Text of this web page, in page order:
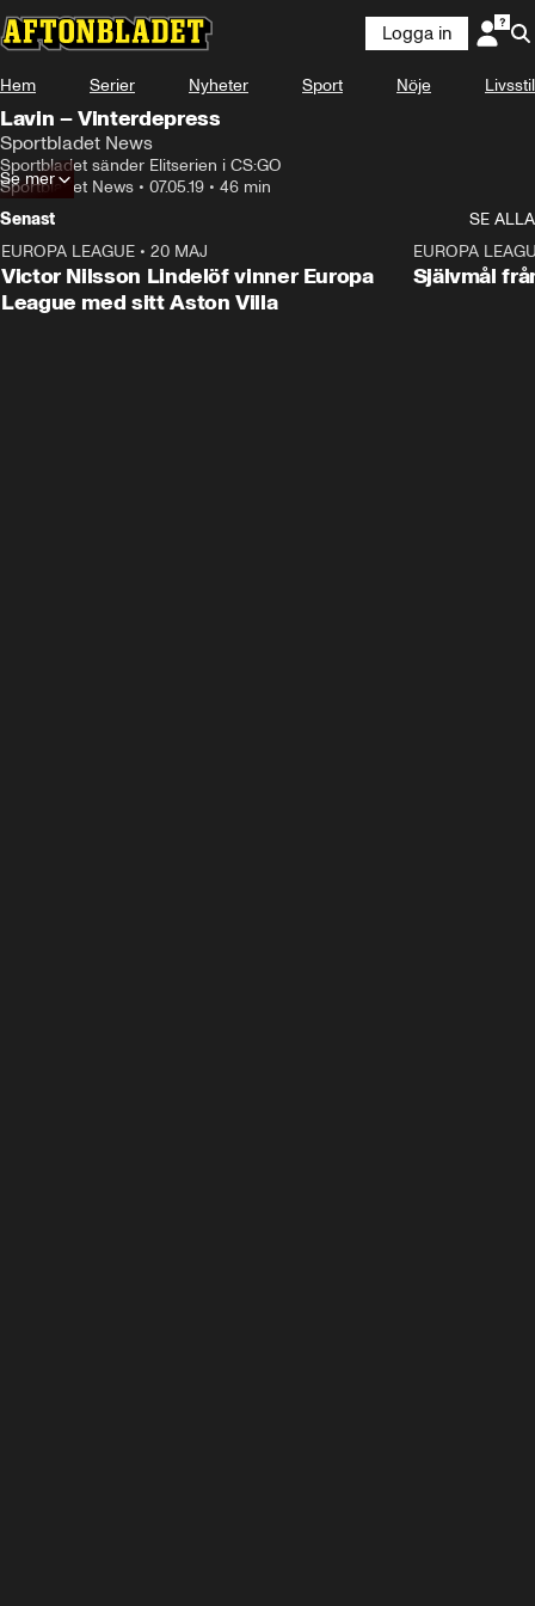
Logga in
Hem Serier Nyheter Sport Nöje Livsstil
Lavin – Vinterdepress
Sportbladet News
Sportbladet sänder Elitserien i CS:GO
Sportbladet News • 07.05.19 • 46 min
Se mer
Senast
SE ALLA
EUROPA LEAGUE • 20 MAJ
Victor Nilsson Lindelöf vinner Europa
League med sitt Aston Villa
EUROPA
Självmål